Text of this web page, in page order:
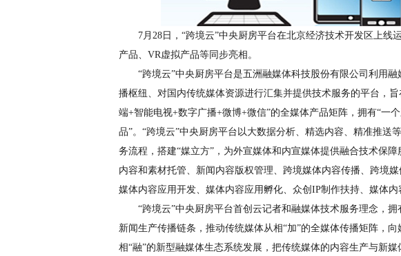
7月28日，“跨境云”中央厨房平台在北京经济技术开发区上线
产品、VR虚拟产品等同步亮相。
“跨境云”中央厨房平台是五洲融媒体科技股份有限公司利用融
播枢纽、对国内传统媒体资源进行汇集并提供技术服务的平台，
端+智能电视+数字广播+微博+微信”的全媒体产品矩阵，拥有“一
品”。“跨境云”中央厨房平台以大数据分析、精选内容、精准推送
务流程，搭建“媒立方”，为外宣媒体和内宣媒体提供融合技术保
内容和素材托管、新闻内容版权管理、跨境媒体内容传播、跨境
媒体内容应用开发、媒体内容应用孵化、众创IP制作扶持、媒体内
“跨境云”中央厨房平台首创云记者和融媒体技术服务理念，拥
新闻生产传播链条，推动传统媒体从相“加”的全媒体传播矩阵，
相“融”的新型融媒体生态系统发展，把传统媒体的内容生产与新